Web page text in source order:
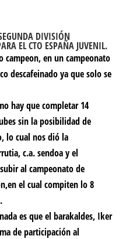
DIVISIÓN
EL CTO ESPAÑA JUVENIL.
campeon, en un campeonato
descafeinado ya que solo se
hay que completar 14
sin la posibilidad de
lo cual nos dió la
c.a. sendoa y el
al campeonato de
el cual compiten lo 8
es que el barakaldes, Iker
de participación al